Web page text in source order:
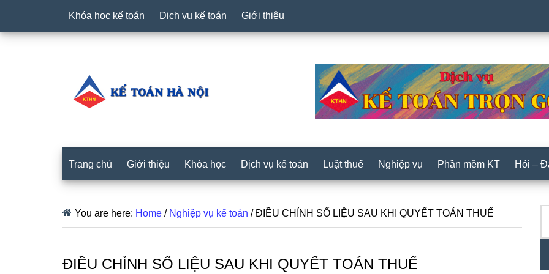
Khóa học kế toán Dịch vụ kế toán Giới thiệu
Trang chủ Giới thiệu Khóa học Dịch vụ kế toán Luật thuế Nghiệp vụ Phần mềm KT Hỏi –
You are here: Home / Nghiệp vụ kế toán /ĐIỀU CHỈNH SỐ LIỆU SAU KHI QUYẾT TOÁN THUẾ
ĐIỀU CHỈNH SỐ LIỆU SAU KHI QUYẾT TOÁN THUẾ